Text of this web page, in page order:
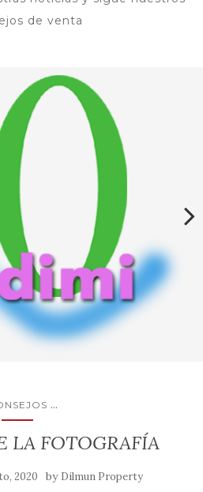
de venta
...
LA FOTOGRAFÍA
2020 by Dilmun Property